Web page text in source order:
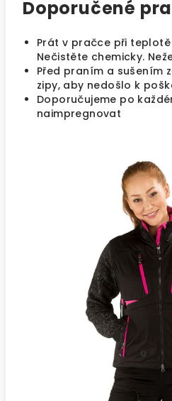
Doporučené
Prát v pračce při teplotě
Nečistěte chemicky.
Před praním a sušením
zipy, aby nedošlo k
Doporučujeme po
naimpregnovat